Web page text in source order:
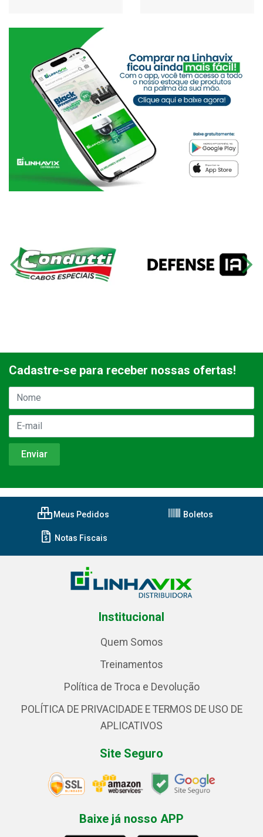
Cadastre-se para receber nossas ofertas!
Meus Pedidos Boletos
Notas Fiscais
Institucional
Quem Somos
Treinamentos
Política de Troca e Devolução
POLÍTICA DE PRIVACIDADE E TERMOS DE USO DE
APLICATIVOS
Site Seguro
Baixe já nosso APP